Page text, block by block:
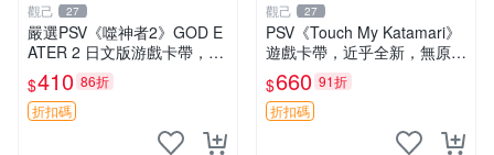
觀己 27
嚴選PSV《噬神者2》GOD E
ATER 2 日文版游戲卡帶，成
色尚佳輕微使用痕跡，功能正
常無故障，適合收藏愛好者。
PSV卡帶 相機 功能遊戲 嚴選
$410 86折
折扣碼
觀己 27
PSV《Touch My Katamari》
遊戲卡帶，近乎全新，無原廠
包裝，經典滾動球樂趣等你來
挑戰，嚴選好物推薦。Katam
ari Touch 測試版
$660 91折
折扣碼